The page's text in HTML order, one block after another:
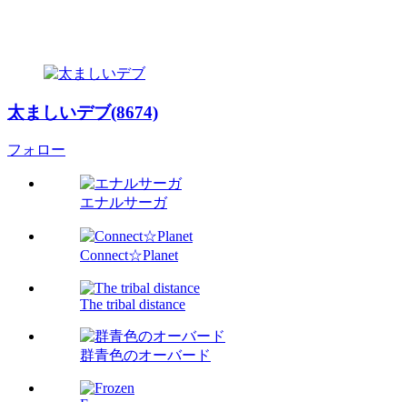
太ましいデブ(8674)
フォロー
エナルサーガ
Connect☆Planet
The tribal distance
群青色のオーバード